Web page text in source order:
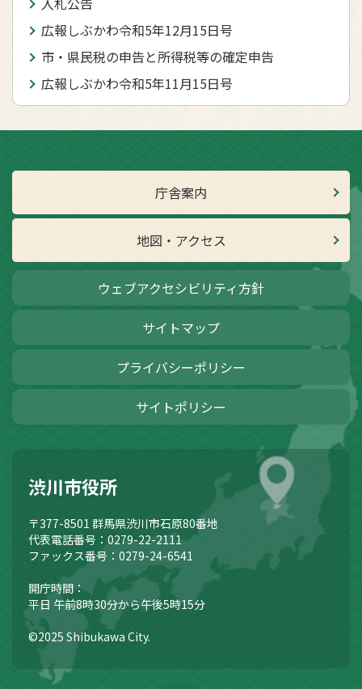
広報しぶかわ令和5年12月15日号
市・県民税の申告と所得税等の確定申告
広報しぶかわ令和5年11月15日号
庁舎案内
地図・アクセス
ウェブアクセシビリティ方針
サイトマップ
プライバシーポリシー
サイトポリシー
渋川市役所
〒377-8501 群馬県渋川市石原80番地
代表電話番号：0279-22-2111
ファックス番号：0279-24-6541
開庁時間：
平日 午前8時30分から午後5時15分
©2025 Shibukawa City.